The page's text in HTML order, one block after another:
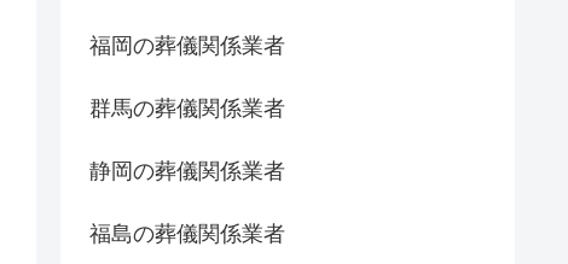
福岡の葬儀関係業者
群馬の葬儀関係業者
静岡の葬儀関係業者
福島の葬儀関係業者